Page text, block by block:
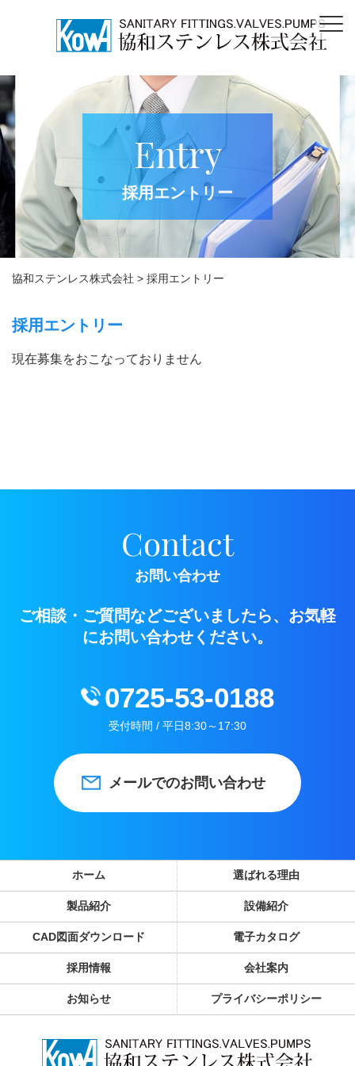
Entry
採用エントリー
協和ステンレス株式会社 > 採用エントリー
採用エントリー
現在募集をおこなっておりません
Contact
お問い合わせ
ご相談・ご質問などございましたら、お気軽
にお問い合わせください。
0725-53-0188
受付時間 / 平日8:30～17:30
メールでのお問い合わせ
ホーム 選ばれる理由
製品紹介 設備紹介
CAD図面ダウンロード 電子カタログ
採用情報 会社案内
お知らせ プライバシーポリシー